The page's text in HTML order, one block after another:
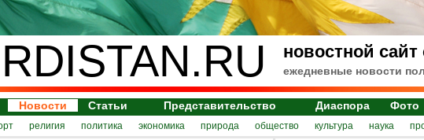
новостной
ежедневные новости
Новости Статьи Представительство Диаспора Фото
религия политика экономика природа общество культура наука